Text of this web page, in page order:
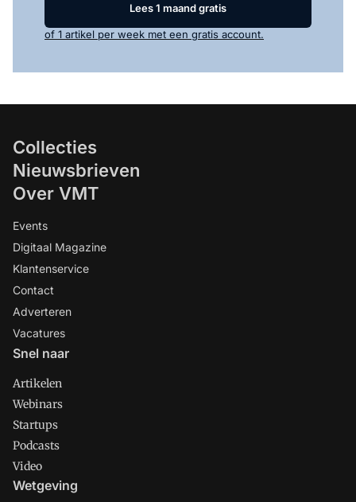
Lees 1 maand gratis
of 1 artikel per week met een gratis account.
Collecties
Nieuwsbrieven
Over VMT
Events
Digitaal Magazine
Klantenservice
Contact
Adverteren
Vacatures
Snel naar
Artikelen
Webinars
Startups
Podcasts
Video
Wetgeving